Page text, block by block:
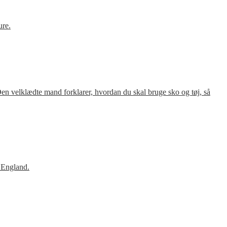
velklædte mand forklarer, hvordan du skal bruge sko og tøj, så